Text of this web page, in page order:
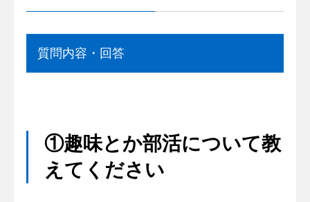
質問内容・回答
①趣味とか部活について教
えてください